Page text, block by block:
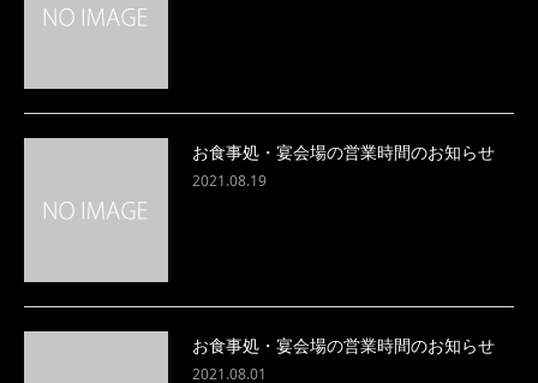
お食事処・宴会場の営業時間のお知らせ
2021.08.19
お食事処・宴会場の営業時間のお知らせ
2021.08.01